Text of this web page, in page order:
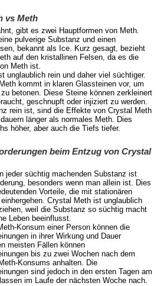
vs Meth
gibt es zwei Hauptformen von Meth.
pulverige Substanz und einen
bekannt als Ice. Kurz gesagt, bezieht
auf den kristallinen Felsen, da es die
Meth ist.
unglaublich rein und daher viel süchtiger.
kommt in klaren Glassteinen vor, um
betonen. Diese Steine können zerkleinert
geschnupft oder injiziert zu werden.
rein ist, sind die Effekte von Crystal Meth
länger als normales Meth. Dies
höher, aber auch die Tiefs tiefer.
beim Entzug von Crystal
jeder süchtig machenden Substanz ist
besonders wenn man allein ist. Dies
Vorteile, die mit stationären
einhergehen. Crystal Meth ist unglaublich
weil die Substanz so süchtig macht
Leben beeinflusst.
Konsum einer Person können die
in ihrer Wirkung und Dauer
meisten Fällen können
bis zu zwei Wochen nach dem
Konsums anhalten. Die
sind jedoch in den ersten Tagen am
im Laufe der nächsten Woche nach.